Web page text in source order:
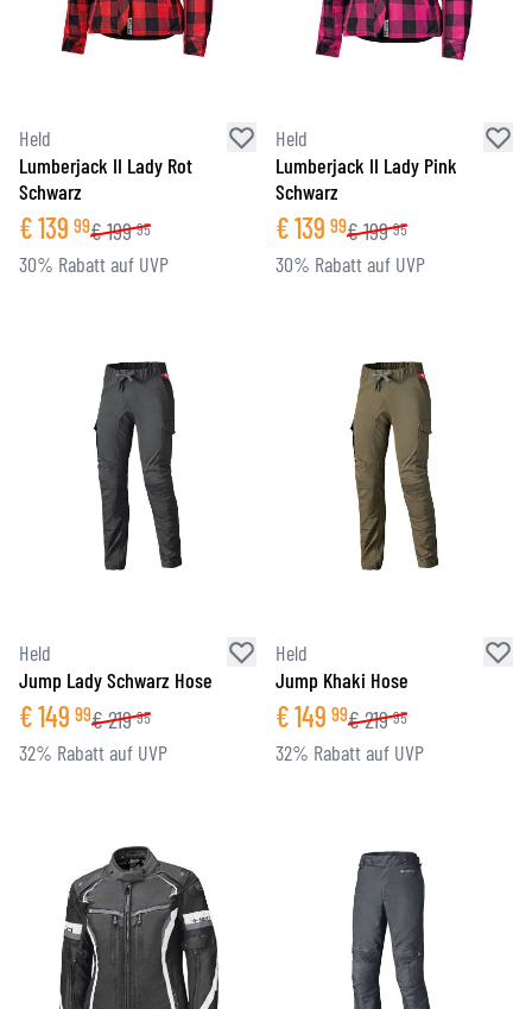
Held
Lumberjack II Lady Rot
Schwarz
€139 99€199 95
30% Rabatt auf UVP
Held
Lumberjack II Lady Pink
Schwarz
€139 99€199 95
30% Rabatt auf UVP
Held
Jump Lady Schwarz Hose
€149 99€219 95
32% Rabatt auf UVP
Held
Jump Khaki Hose
€149 99€219 95
32% Rabatt auf UVP